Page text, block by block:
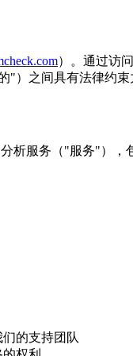
）。通过访
）之间具有法律约束
析服务（"服务"），
的支持团队